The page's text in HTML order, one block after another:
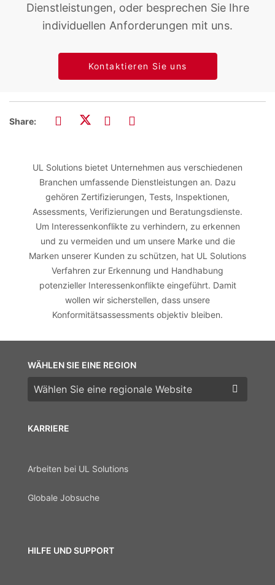
Dienstleistungen, oder besprechen Sie Ihre
individuellen Anforderungen mit uns.
Kontaktieren Sie uns
Share:
UL Solutions bietet Unternehmen aus verschiedenen
Branchen umfassende Dienstleistungen an. Dazu
gehören Zertifizierungen, Tests, Inspektionen,
Assessments, Verifizierungen und Beratungsdienste.
Um Interessenkonflikte zu verhindern, zu erkennen
und zu vermeiden und um unsere Marke und die
Marken unserer Kunden zu schützen, hat UL Solutions
Verfahren zur Erkennung und Handhabung
potenzieller Interessenkonflikte eingeführt. Damit
wollen wir sicherstellen, dass unsere
Konformitätsassessments objektiv bleiben.
KARRIERE
Arbeiten bei UL Solutions
Globale Jobsuche
HILFE UND SUPPORT
WÄHLEN SIE EINE REGION
Wählen Sie eine Region